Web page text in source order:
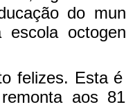
do
escola
felizes. Esta
aos